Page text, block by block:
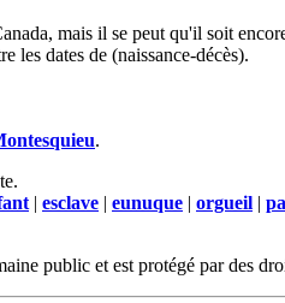
mais il se peut qu'il soit
les dates de (naissance-décès).
.
| esclave | eunuque | orgueil |
public et est protégé par des